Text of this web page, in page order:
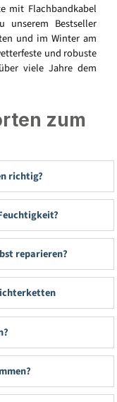
mit Flachbandkabel
unserem Bestseller
und im Winter am
und robuste
viele Jahre dem
zum
richtig?
reparieren?